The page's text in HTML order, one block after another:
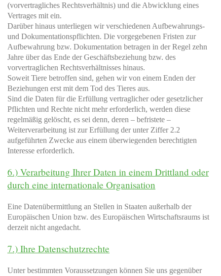
(vorvertragliches Rechtsverhältnis) und die Abwicklung eines
Vertrages mit ein.
Darüber hinaus unterliegen wir verschiedenen Aufbewahrungs-
und Dokumentationspflichten. Die vorgegebenen Fristen zur
Aufbewahrung bzw. Dokumentation betragen in der Regel zehn
Jahre über das Ende der Geschäftsbeziehung bzw. des
vorvertraglichen Rechtsverhältnisses hinaus.
Soweit Tiere betroffen sind, gehen wir von einem Enden der
Beziehungen erst mit dem Tod des Tieres aus.
Sind die Daten für die Erfüllung vertraglicher oder gesetzlicher
Pflichten und Rechte nicht mehr erforderlich, werden diese
regelmäßig gelöscht, es sei denn, deren – befristete –
Weiterverarbeitung ist zur Erfüllung der unter Ziffer 2.2
aufgeführten Zwecke aus einem überwiegenden berechtigten
Interesse erforderlich.
6.) Verarbeitung Ihrer Daten in einem Drittland oder
durch eine internationale Organisation
Eine Datenübermittlung an Stellen in Staaten außerhalb der
Europäischen Union bzw. des Europäischen Wirtschaftsraums ist
derzeit nicht angedacht.
7.) Ihre Datenschutzrechte
Unter bestimmten Voraussetzungen können Sie uns gegenüber